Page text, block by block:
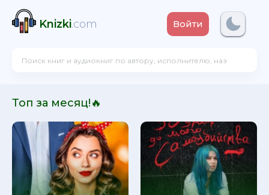
Knizki.com Войти
Топ за месяц!🔥